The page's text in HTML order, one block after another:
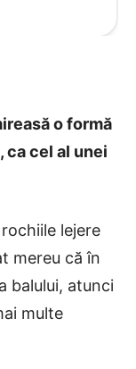
o formă
ca cel al unei
lejere
mereu că în
balului, atunci
multe